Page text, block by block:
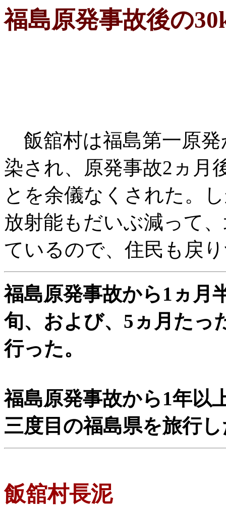
福島原発事故後の
飯舘村は福島第一原
染され、原発事故2ヵ月
とを余儀なくされた。
放射能もだいぶ減って
ているので、住民も戻
福島原発事故から1ヵ月
旬、および、5ヵ月たっ
行った。
福島原発事故から1年以
三度目の福島県を旅行
飯舘村長泥